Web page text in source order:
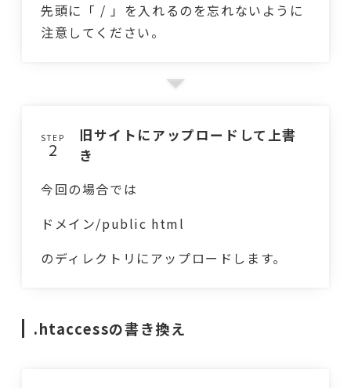
先頭に「 / 」を入れるのを忘れないように
注意してください。
STEP
旧サイトにアップロードして上書
き
今回の場合では
ドメイン/public html
のディレクトリにアップロードします。
.htaccessの書き換え